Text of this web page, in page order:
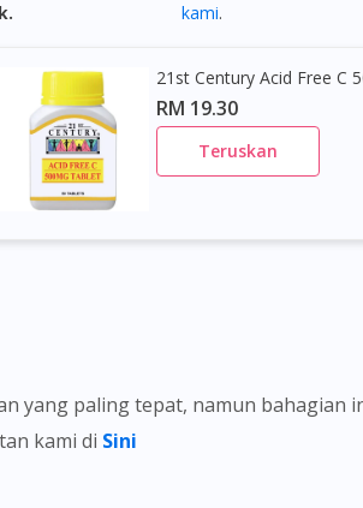
kami.
21st Century Acid Free C
RM 19.30
Teruskan
yang paling tepat, namun bahagian
kami di Sini